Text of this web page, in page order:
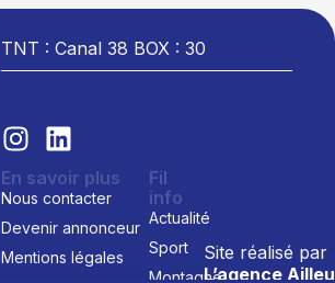
TNT : Canal 38 BOX : 30
Site réalisé par
L’agence
En savoir plus
Nous contacter
Devenir annonceur
Mentions légales
Fil
info
Actualité
Sport
Montagne